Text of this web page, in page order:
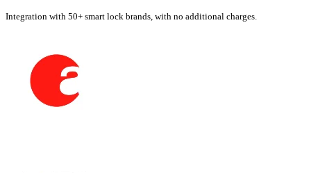
Integration with 50+ smart lock brands, with no additional charges.